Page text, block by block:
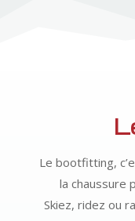
Le bootfitting,
la chaussure
Skiez, ridez ou